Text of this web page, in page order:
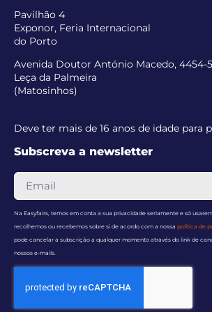
Pavilhão 4
Exponor, Feria Internacional
do Porto
Avenida Doutor António Macedo, 4454-
Leça da Palmeira
(Matosinhos)
Deve ter mais de 16 anos de idade para
Subscreva a newsletter
Na Easyfairs, temos em conta a sua privacidade seriamente e só
recolhemos ou recebemos sobre si de acordo com a nossa política de
pode cancelar a subscrição a qualquer momento através do link de
nossos e-mails.